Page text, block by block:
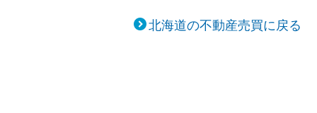
北海道の不動産売買に戻る